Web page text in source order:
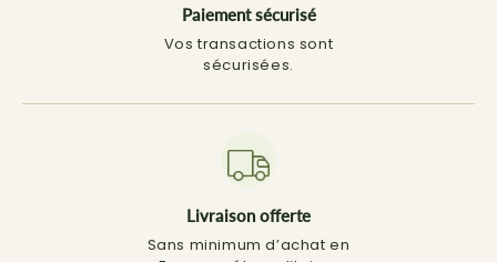
Paiement sécurisé
Vos transactions sont
sécurisées.
Livraison offerte
Sans minimum d’achat en